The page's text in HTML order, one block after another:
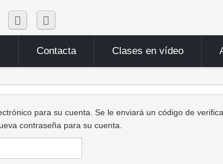
Contacta Clases en vídeo
para su cuenta. Se le enviará un código de
contraseña para su cuenta.